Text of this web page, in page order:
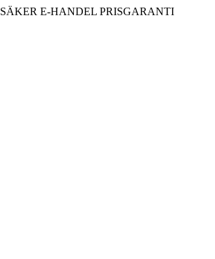
SÄKER E-HANDEL PRISGARANTI